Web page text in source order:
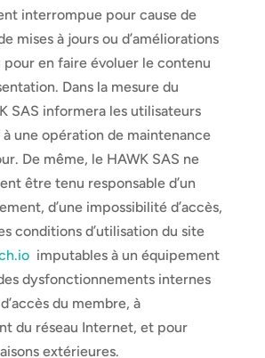
interrompue pour cause de
mises à jours ou d’améliorations
pour en faire évoluer le contenu
Dans la mesure du
SAS informera les utilisateurs
une opération de maintenance
De même, le HAWK SAS ne
être tenu responsable d’un
d’une impossibilité d’accès,
conditions d’utilisation du site
imputables à un équipement
dysfonctionnements internes
du membre, à
du réseau Internet, et pour
extérieures.